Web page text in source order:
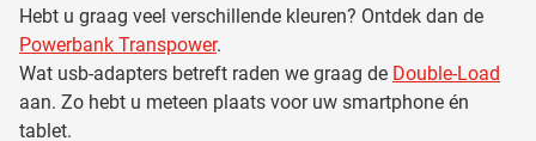
Hebt u graag veel verschillende kleuren? Ontdek dan de
Powerbank Transpower.
Wat usb-adapters betreft raden we graag de Double-Load
aan. Zo hebt u meteen plaats voor uw smartphone én
tablet.